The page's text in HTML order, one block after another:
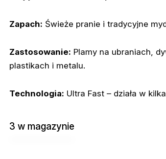
Zapach: Świeże pranie i tradycyjne
Zastosowanie: Plamy na ubraniach,
plastikach i metalu.
Technologia: Ultra Fast – działa w
3 w magazynie